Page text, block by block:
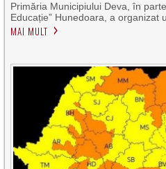
Primăria Municipiului Deva, în
Educație” Hunedoara, a organizat
MAI MULT